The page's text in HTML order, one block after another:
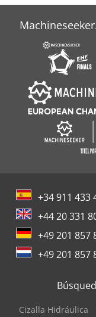
+34 911 433
+44 20 331
+49 201 857
+49 201 857
Cizalla Hidráulica